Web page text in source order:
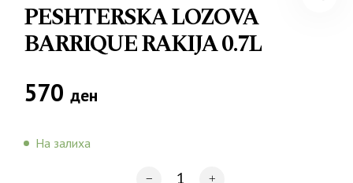
PESHTERSKA LOZOVA
BARRIQUE RAKIJA 0.7L
570 ден
На залиха